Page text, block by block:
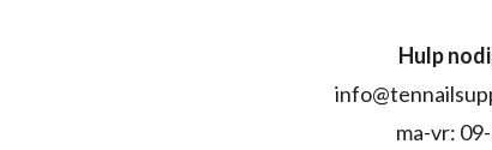
Hulp
ma-vr: